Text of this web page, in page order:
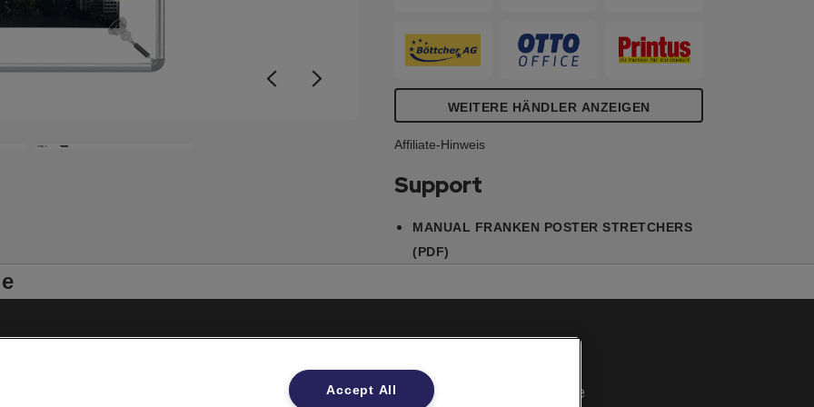
WEITERE HÄNDLER ANZEIGEN
Affiliate-Hinweis
Support
MANUAL FRANKEN POSTER STRETCHERS
(PDF)
Datenschutzhinweise Rechtliche Hinweise
Accept All